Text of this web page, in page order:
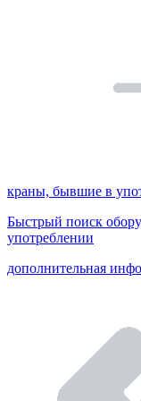
краны, бывшие в
Быстрый поиск
употреблении
дополнительная